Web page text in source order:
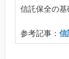
信託保全の基
参考記事： 信